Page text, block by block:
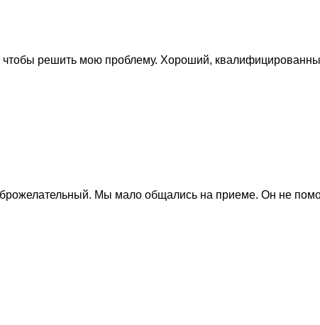
решить мою проблему. Хороший,
Мы мало общались на приеме. Он не